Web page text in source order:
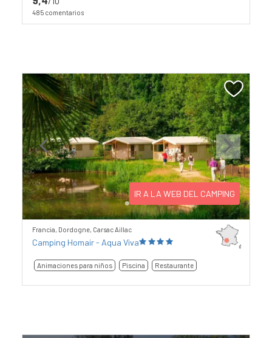
485 comentarios
Previous Next
IR A LA WEB DEL CAMPING
Francia, Dordogne, Carsac Aillac
Camping Homair - Aqua Viva
Animaciones para niños Piscina Restaurante